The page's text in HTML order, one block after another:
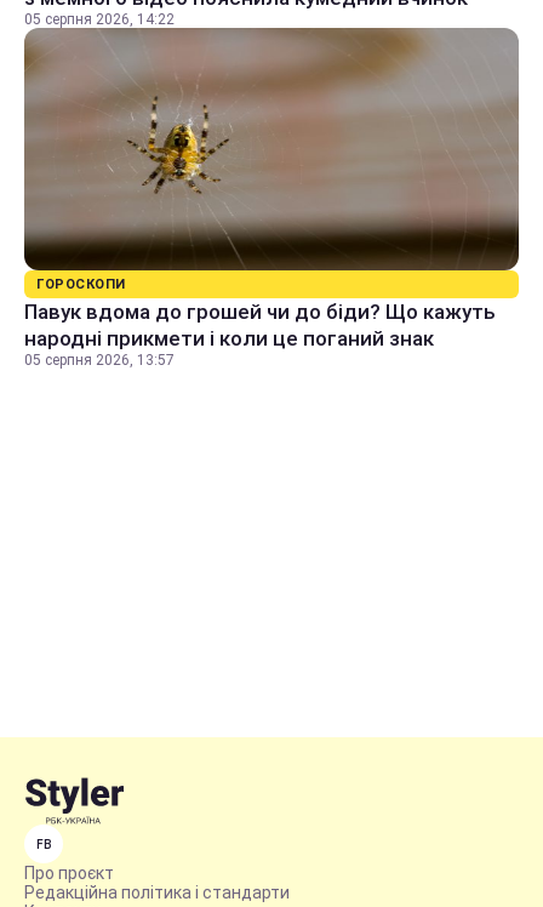
05 серпня 2026, 14:22
ГОРОСКОПИ
Павук вдома до грошей чи до біди? Що кажуть
народні прикмети і коли це поганий знак
05 серпня 2026, 13:57
FB
Про проєкт
Редакційна політика і стандарти